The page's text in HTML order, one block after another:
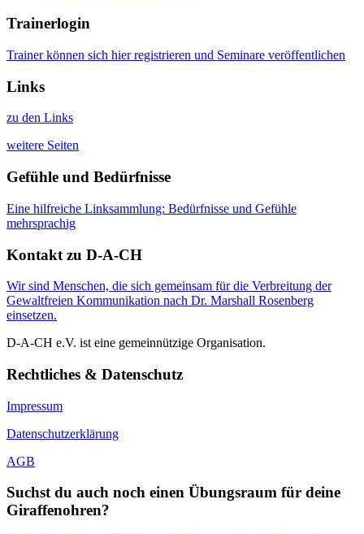
Trainerlogin
Trainer können sich hier registrieren und Seminare veröffentlichen
Links
zu den Links
weitere Seiten
Gefühle und Bedürfnisse
Eine hilfreiche Linksammlung: Bedürfnisse und Gefühle
mehrsprachig
Kontakt zu D-A-CH
Wir sind Menschen, die sich gemeinsam für die Verbreitung der
Gewaltfreien Kommunikation nach Dr. Marshall Rosenberg
einsetzen.
D-A-CH e.V. ist eine gemeinnützige Organisation.
Rechtliches & Datenschutz
Impressum
Datenschutzerklärung
AGB
Suchst du auch noch einen Übungsraum für deine
Giraffenohren?